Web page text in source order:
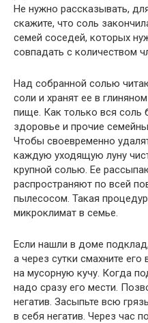
Не нужно рассказывать,
скажите, что соль
семей соседей, которых
совпадать с количеством
Над собранной солью
соли и хранят ее в
пище. Как только вся соль
здоровье и прочие
Чтобы своевременно
каждую уходящую луну
крупной солью. Ее
распространяют по всей
пылесосом. Такая
микроклимат в семье.
Если нашли в доме
а через сутки смахните
на мусорную кучу. Когда
надо сразу его мести.
негатив. Засыпьте всю
в себя негатив. Через час